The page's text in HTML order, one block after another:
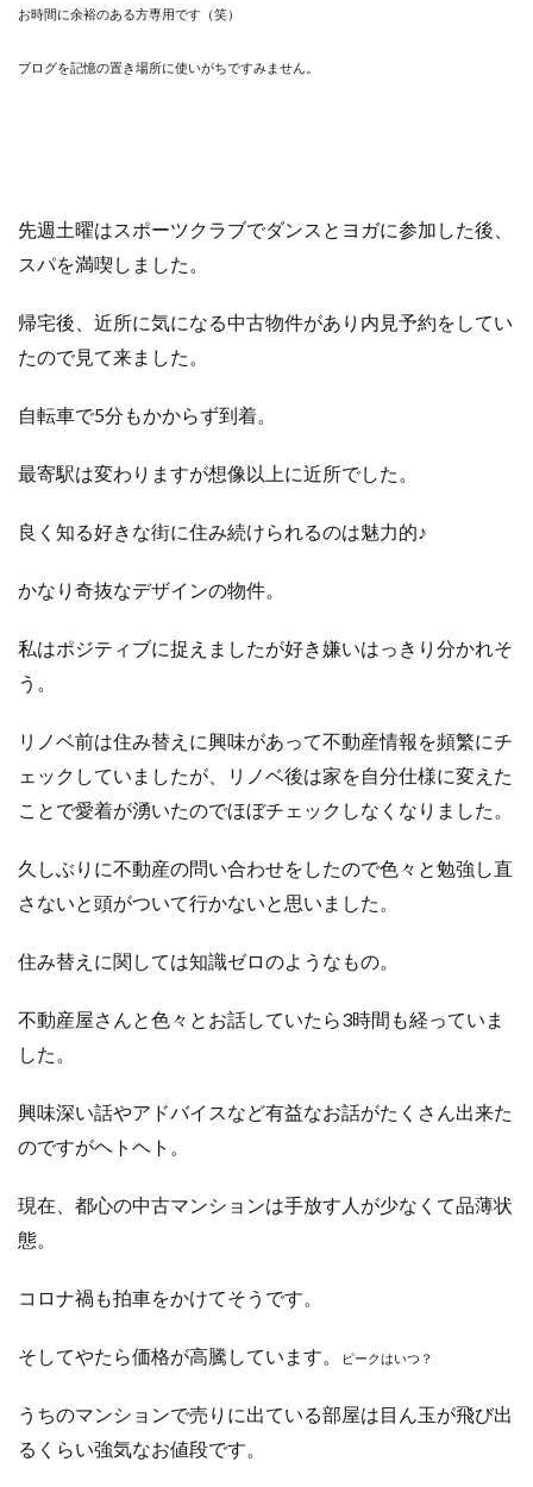
お時間に余裕のある方専用です（笑）
ブログを記憶の置き場所に使いがちですみません。
先週土曜はスポーツクラブでダンスとヨガに参加した後、
スパを満喫しました。
帰宅後、近所に気になる中古物件があり内見予約をしてい
たので見て来ました。
自転車で5分もかからず到着。
最寄駅は変わりますが想像以上に近所でした。
良く知る好きな街に住み続けられるのは魅力的♪
かなり奇抜なデザインの物件。
私はポジティブに捉えましたが好き嫌いはっきり分かれそ
う。
リノベ前は住み替えに興味があって不動産情報を頻繁にチ
ェックしていましたが、リノベ後は家を自分仕様に変えた
ことで愛着が湧いたのでほぼチェックしなくなりました。
久しぶりに不動産の問い合わせをしたので色々と勉強し直
さないと頭がついて行かないと思いました。
住み替えに関しては知識ゼロのようなもの。
不動産屋さんと色々とお話していたら3時間も経っていま
した。
興味深い話やアドバイスなど有益なお話がたくさん出来た
のですがヘトヘト。
現在、都心の中古マンションは手放す人が少なくて品薄状
態。
コロナ禍も拍車をかけてそうです。
そしてやたら価格が高騰しています。 ピークはいつ？
うちのマンションで売りに出ている部屋は目ん玉が飛び出
るくらい強気なお値段です。